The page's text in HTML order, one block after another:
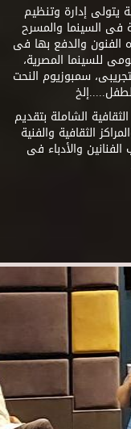
يتولى إدارة وتنظيم
فى السينما والمسرح
الفنون والدفع بها فى
للسينما المصرية،
سمبوزيوم النحت
الشاملة بتقديم
الثقافية والفنية
والأدباء فى